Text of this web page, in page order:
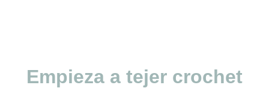
Empieza a tejer crochet